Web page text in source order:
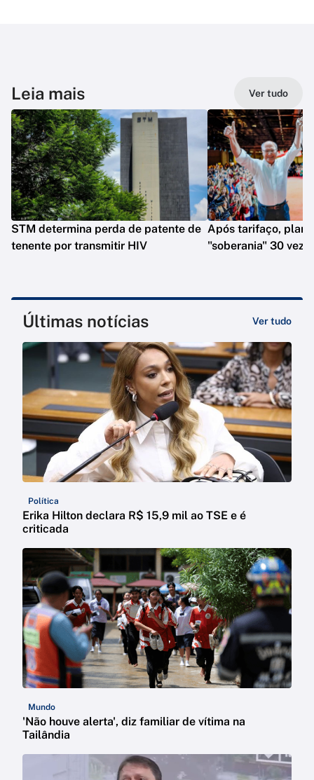
Leia mais Ver tudo
STM determina perda de patente de
tenente por transmitir HIV
Após tarifaço,
"soberania" 30
Últimas notícias Ver tudo
Política
Erika Hilton declara R$ 15,9 mil ao TSE e é
criticada
Mundo
'Não houve alerta', diz familiar de vítima na
Tailândia